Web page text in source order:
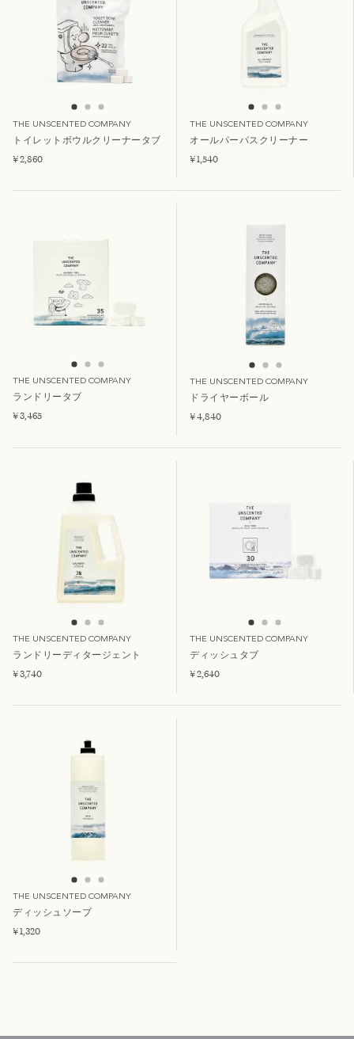
THE UNSCENTED COMPANY
トイレットボウルクリーナータブ
¥ 2,860
THE UNSCENTED COMPANY
オールパーパスクリーナー
¥ 1,540
THE UNSCENTED COMPANY
ランドリータブ
¥ 3,465
THE UNSCENTED COMPANY
ドライヤーボール
¥ 4,840
THE UNSCENTED COMPANY
ランドリーディタージェント
¥ 3,740
THE UNSCENTED COMPANY
ディッシュタブ
¥ 2,640
THE UNSCENTED COMPANY
ディッシュソープ
¥ 1,320